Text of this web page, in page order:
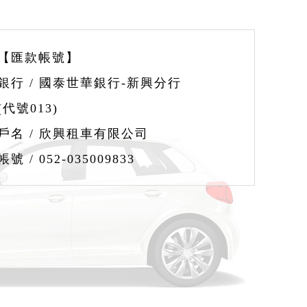
匯款帳號】
行 / 國泰世華銀行-新興分行
號013)
名 / 欣興租車有限公司
號 / 052-035009833